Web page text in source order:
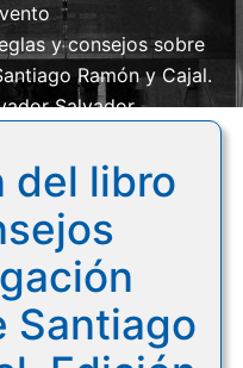
y consejos sobre
Ramón y Cajal.
Salvador
del libro
Santiago